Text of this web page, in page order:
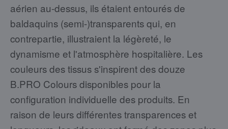
aérien au-dessus, ils étaient entourés de
baldaquins (semi-)transparents qui, en
contrepartie, illustraient la légèreté, le
dynamisme et l'atmosphère hospitalière. Les
couleurs des tissus s'inspirent des douze
B.PRO Colours disponibles pour la
configuration individuelle des produits. En
raison de leurs différentes transparences et